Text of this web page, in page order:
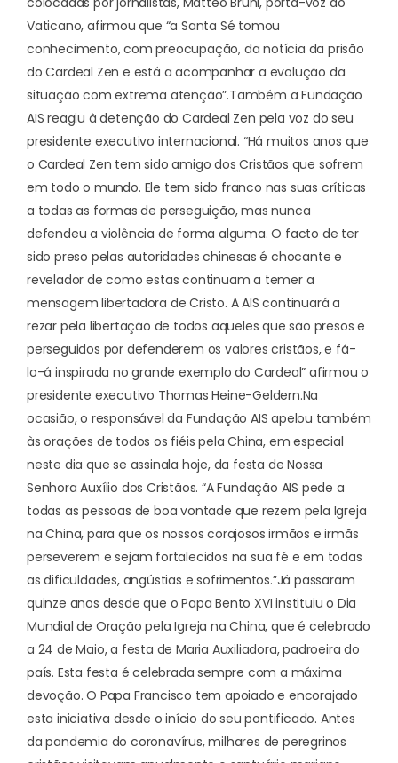
Vaticano, afirmou que “a Santa Sé tomou
conhecimento, com preocupação, da notícia da prisão
do Cardeal Zen e está a acompanhar a evolução da
situação com extrema atenção”.Também a Fundação
AIS reagiu à detenção do Cardeal Zen pela voz do seu
presidente executivo internacional. “Há muitos anos que
o Cardeal Zen tem sido amigo dos Cristãos que sofrem
em todo o mundo. Ele tem sido franco nas suas críticas
a todas as formas de perseguição, mas nunca
defendeu a violência de forma alguma. O facto de ter
sido preso pelas autoridades chinesas é chocante e
revelador de como estas continuam a temer a
mensagem libertadora de Cristo. A AIS continuará a
rezar pela libertação de todos aqueles que são presos e
perseguidos por defenderem os valores cristãos, e fá-
lo-á inspirada no grande exemplo do Cardeal” afirmou o
presidente executivo Thomas Heine-Geldern.Na
ocasião, o responsável da Fundação AIS apelou também
às orações de todos os fiéis pela China, em especial
neste dia que se assinala hoje, da festa de Nossa
Senhora Auxílio dos Cristãos. “A Fundação AIS pede a
todas as pessoas de boa vontade que rezem pela Igreja
na China, para que os nossos corajosos irmãos e irmãs
perseverem e sejam fortalecidos na sua fé e em todas
as dificuldades, angústias e sofrimentos.”Já passaram
quinze anos desde que o Papa Bento XVI instituiu o Dia
Mundial de Oração pela Igreja na China, que é celebrado
a 24 de Maio, a festa de Maria Auxiliadora, padroeira do
país. Esta festa é celebrada sempre com a máxima
devoção. O Papa Francisco tem apoiado e encorajado
esta iniciativa desde o início do seu pontificado. Antes
da pandemia do coronavírus, milhares de peregrinos